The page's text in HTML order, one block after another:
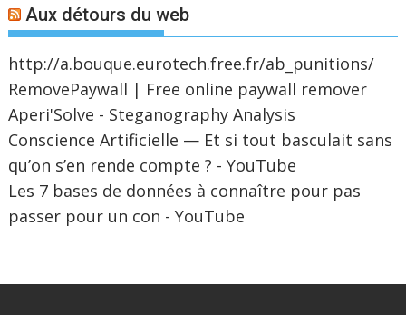
Aux détours du web
http://a.bouque.eurotech.free.fr/ab_punitions/
RemovePaywall | Free online paywall remover
Aperi'Solve - Steganography Analysis
Conscience Artificielle — Et si tout basculait sans
qu’on s’en rende compte ? - YouTube
Les 7 bases de données à connaître pour pas
passer pour un con - YouTube